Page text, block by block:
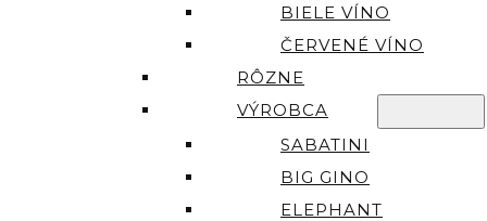
BIELE VÍNO
ČERVENÉ VÍNO
RÔZNE
VÝROBCA
SABATINI
BIG GINO
ELEPHANT